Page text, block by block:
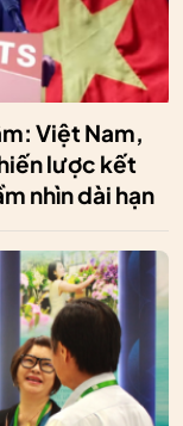
Việt Nam,
lược kết
nhìn dài hạn